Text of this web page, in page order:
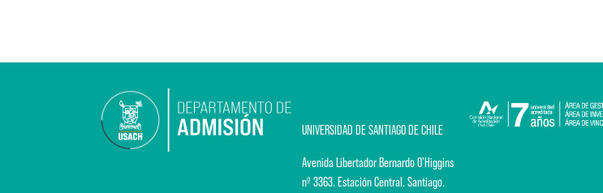
UNIVERSIDAD DE SANTIAGO DE CHILE
Avenida Libertador Bernardo O'Higgins
nº 3363. Estación Central. Santiago.